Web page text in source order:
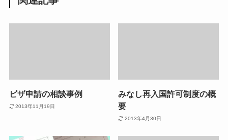
ビザ申請の相談事例
2013年11月19日
みなし再入国許可制度の概
要
2013年4月30日